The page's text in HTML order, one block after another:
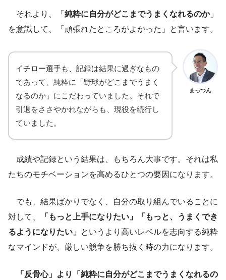
それより、「 純粋に自分がどこまでうまくなれるのか」
を意識して、「頑張れたところがよかった」と言います。
まっつん
イチロー選手も、記録は結果に過ぎなもの
であって、純粋に「野球がどこまでうまく
なるのか」にこだわっていました。それで
引退をささやかれながらも、現役を続行し
ていました。
成績や記録という結果は、もちろん大事です。それは私
たちのモチベーションを高めるひとつの要因になります。
でも、結果ばかりでなく、自分の取り組んでいることに
対して、
「もっと上手になりたい」「もっと、うまくでき
るようになりたい」 というより高いレベルを志向する純粋
なマインドが、厳しい競争を勝ち抜く時の力になります。
「反骨心」より「純粋に自分がどこまでうまくなれるの